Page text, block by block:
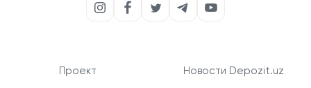
Проект Новости Depozit.uz